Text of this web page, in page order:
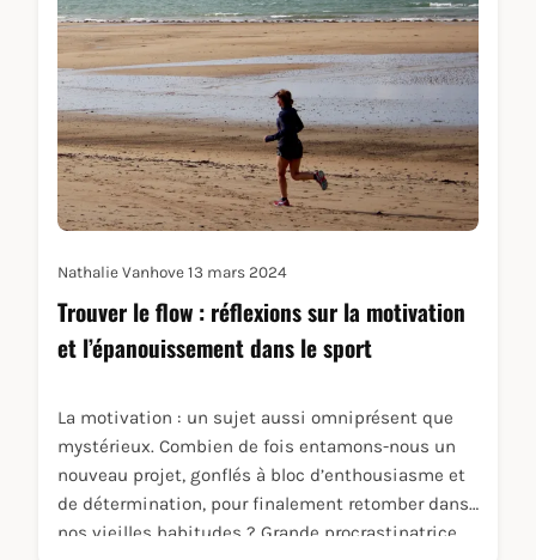
Nathalie Vanhove 13 mars 2024
Trouver le flow : réflexions sur la motivation
et l’épanouissement dans le sport
La motivation : un sujet aussi omniprésent que
mystérieux. Combien de fois entamons-nous un
nouveau projet, gonflés à bloc d’enthousiasme et
de détermination, pour finalement retomber dans
nos vieilles habitudes ? Grande procrastinatrice,